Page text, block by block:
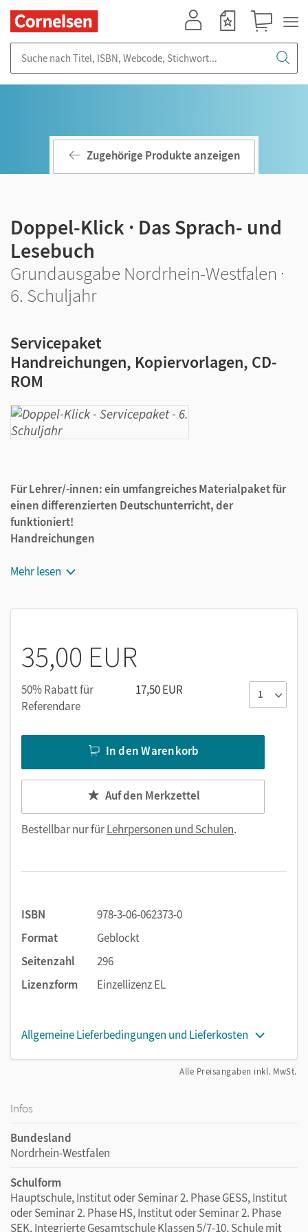
Zugehörige Produkte anzeigen
Doppel-Klick · Das Sprach- und
Lesebuch
Grundausgabe Nordrhein-Westfalen ·
6. Schuljahr
Servicepaket
Handreichungen, Kopiervorlagen, CD-
ROM
Für Lehrer/-innen: ein umfangreiches Materialpaket für
einen differenzierten Deutschunterricht, der
funktioniert!
Handreichungen
Didaktische Hinweise
Lösungen zu Aufgaben im Schulbuch
Für Klassenarbeiten und Tests
Zur Sprachförderung
Zur Differenzierung
Editierbare Stoffverteilungspläne
Alle Kopiervorlagen zum Editieren, inkl. Lösungen
Materialien für Whiteboard und Beamer
Mehr lesen
35,00 EUR
50% Rabatt für
Referendare
17,50 EUR
In den Warenkorb
Auf den Merkzettel
Bestellbar nur fürLehrpersonen und Schulen.
ISBN
978-3-06-062373-0
Format
Geblockt
Seitenzahl
296
Lizenzform
Einzellizenz EL
Allgemeine Lieferbedingungen und Lieferkosten
Alle Preisangaben inkl. MwSt.
Infos
Bundesland
Nordrhein-Westfalen
Schulform
Hauptschule, Institut oder Seminar 2. Phase GESS, Institut
oder Seminar 2. Phase HS, Institut oder Seminar 2. Phase
SEK, Integrierte Gesamtschule Klassen 5/7-10, Schule mit